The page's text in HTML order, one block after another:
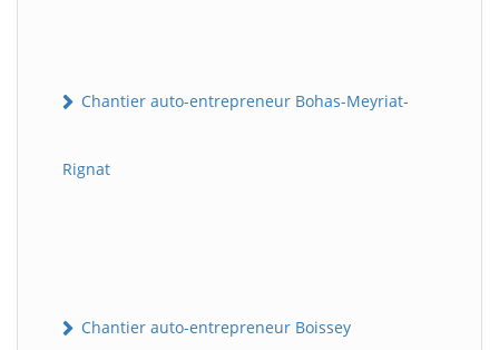
Chantier auto-entrepreneur Bohas-Meyriat-
Rignat
Chantier auto-entrepreneur Boissey